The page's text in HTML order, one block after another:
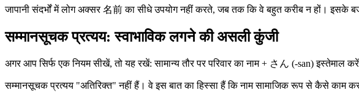
जापानी संदर्भों में लोग अक्सर 名前 का सीधे उपयोग नहीं करते, जब तक कि वे बहुत करीब न हों। इसके
सम्मानसूचक प्रत्यय: स्वाभाविक लगने की असली कुंजी
अगर आप सिर्फ एक नियम सीखें, तो यह रखें: सामान्य तौर पर परिवार का नाम + さん (-san) इस्तेमाल
सम्मानसूचक प्रत्यय "अतिरिक्त" नहीं हैं। वे इस बात का हिस्सा हैं कि नाम सामाजिक रूप से कैसे काम